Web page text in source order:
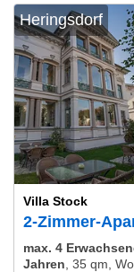
Heringsdorf
Villa Stock
2-Zimmer-
max. 4
Jahren 35 qm,